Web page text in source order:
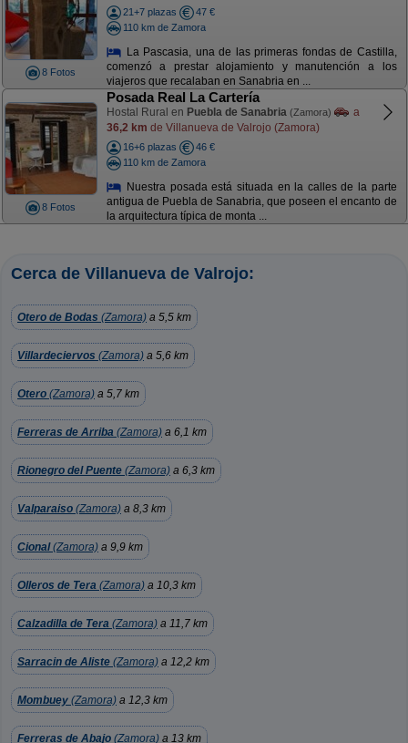
8 Fotos
21+7 plazas
47 €
110 km de Zamora
La Pascasia, una de las primeras fondas de Castilla,
comenzó a prestar alojamiento y manutención a los
viajeros que recalaban en Sanabria en ...
8 Fotos
Posada Real La Cartería
Hostal Rural en Puebla de Sanabria (Zamora)
a
36,2 km de Villanueva de Valrojo (Zamora)
16+6 plazas
46 €
110 km de Zamora
Nuestra posada está situada en la calles de la parte
antigua de Puebla de Sanabria, que poseen el encanto de
la arquitectura típica de monta ...
Cerca de Villanueva de Valrojo:
Otero de Bodas (Zamora) a 5,5 km
Villardeciervos (Zamora) a 5,6 km
Otero (Zamora) a 5,7 km
Ferreras de Arriba (Zamora) a 6,1 km
Rionegro del Puente (Zamora) a 6,3 km
Valparaiso (Zamora) a 8,3 km
Cional(Zamora) a 9,9 km
Olleros de Tera (Zamora) a 10,3 km
Calzadilla de Tera (Zamora) a 11,7 km
Sarracin de Aliste (Zamora) a 12,2 km
Mombuey (Zamora) a 12,3 km
Ferreras de Abajo (Zamora) a 13 km